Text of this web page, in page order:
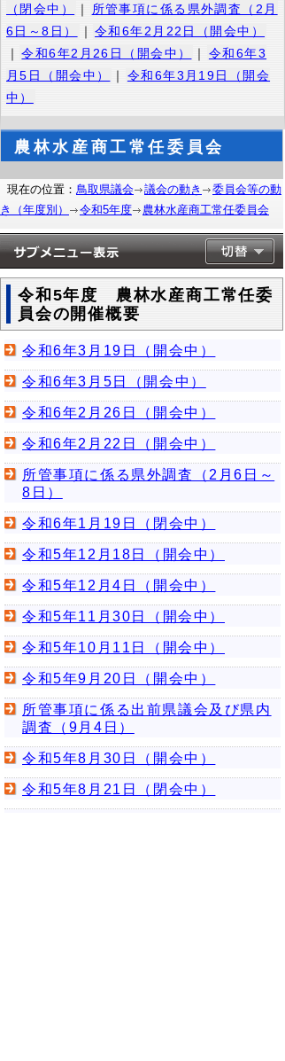
（閉会中）
｜
所管事項に係る県外調査（2月
6日～8日）
｜ 令和6年2月22日（開会中）
｜ 令和6年2月26日（開会中） ｜
令和6年3
月5日（開会中）
｜
令和6年3月19日（開会
中）
農林水産商工常任委員会
現在の位置： 鳥取県議会 議会の動き
委員会等の動
き（年度別）
令和5年度 農林水産商工常任委員会
令和5年度 農林水産商工常任委
員会の開催概要
令和6年3月19日（開会中）
令和6年3月5日（開会中）
令和6年2月26日（開会中）
令和6年2月22日（開会中）
所管事項に係る県外調査（2月6日～
8日）
令和6年1月19日（閉会中）
令和5年12月18日（開会中）
令和5年12月4日（開会中）
令和5年11月30日（開会中）
令和5年10月11日（開会中）
令和5年9月20日（開会中）
所管事項に係る出前県議会及び県内
調査（9月4日）
令和5年8月30日（開会中）
令和5年8月21日（閉会中）